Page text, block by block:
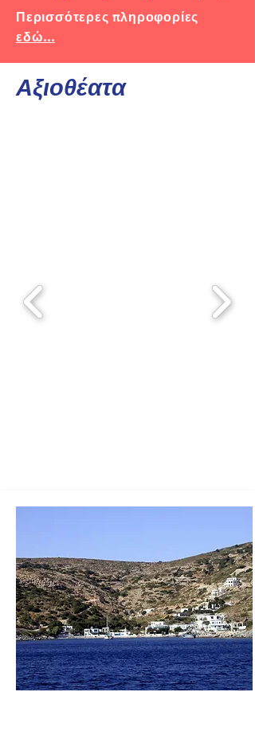
Περισσότερες πληροφορίες
εδώ...
Αξιοθέατα